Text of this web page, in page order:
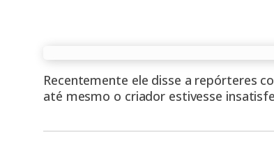
Recentemente ele disse a repórteres
até mesmo o criador estivesse